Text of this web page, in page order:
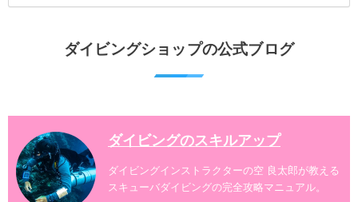
は北谷町、嘉手納町、読谷村、恩納村、名護市、本部
案内しております。 ダイビングライセンスをお持ちの
ダイビングショップの公式ブログ
ダイビングのスキルアップ
ダイビングインストラクターの空 良太郎が教える
スキューバダイビングの完全攻略マニュアル。